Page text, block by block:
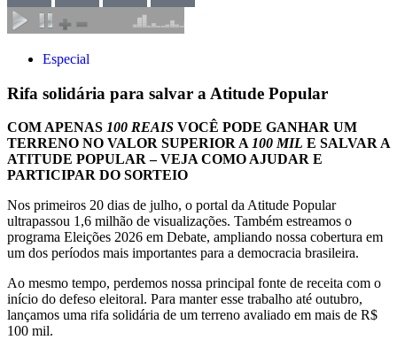
Especial
Rifa solidária para salvar a Atitude Popular
COM APENAS 100 REAIS VOCÊ PODE GANHAR UM
TERRENO NO VALOR SUPERIOR A100 MIL E SALVAR A
ATITUDE POPULAR – VEJA COMO AJUDAR E
PARTICIPAR DO SORTEIO
Nos primeiros 20 dias de julho, o portal da Atitude Popular
ultrapassou 1,6 milhão de visualizações. Também estreamos o
programa Eleições 2026 em Debate, ampliando nossa cobertura em
um dos períodos mais importantes para a democracia brasileira.
Ao mesmo tempo, perdemos nossa principal fonte de receita com o
início do defeso eleitoral. Para manter esse trabalho até outubro,
lançamos uma rifa solidária de um terreno avaliado em mais de R$
100 mil.